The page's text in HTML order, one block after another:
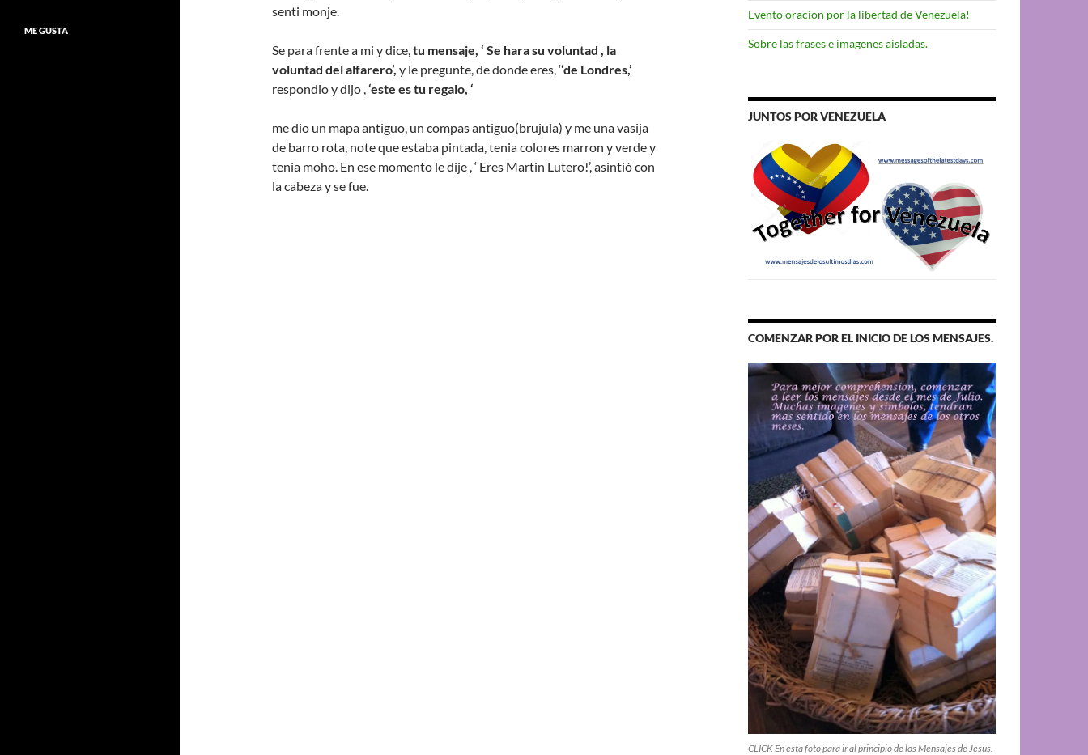
senti monje.
Se para frente a mi y dice,tu mensaje, ‘ Se hara su voluntad , la
voluntad del alfarero’, y le pregunte, de donde eres, ‘‘de Londres,’
respondio y dijo ,‘este es tu regalo, ‘
me dio un mapa antiguo, un compas antiguo(brujula) y me una vasija
de barro rota, note que estaba pintada, tenia colores marron y verde y
tenia moho. En ese momento le dije , ‘ Eres Martin Lutero!’, asintió con
la cabeza y se fue.
Evento oracion por la libertad de Venezuela!
Sobre las frases e imagenes aisladas.
JUNTOS POR VENEZUELA
COMENZAR POR EL INICIO DE LOS MENSAJES.
CLICK En esta foto para ir al principio de los Mensajes de Jesus.
ME GUSTA